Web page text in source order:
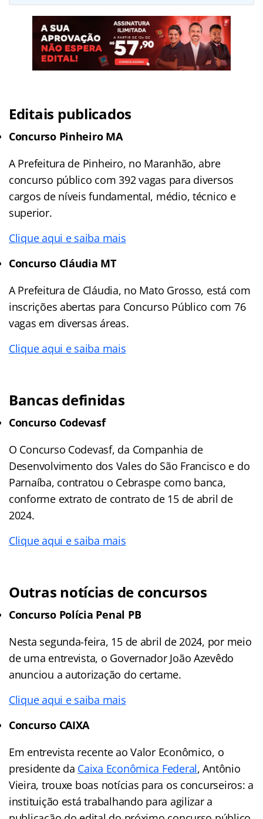
Editais publicados
Concurso Pinheiro MA
A Prefeitura de Pinheiro, no Maranhão, abre
concurso público com 392 vagas para diversos
cargos de níveis fundamental, médio, técnico e
superior.
Clique aqui e saiba mais
Concurso Cláudia MT
A Prefeitura de Cláudia, no Mato Grosso, está com
inscrições abertas para Concurso Público com 76
vagas em diversas áreas.
Clique aqui e saiba mais
Bancas definidas
Concurso Codevasf
O Concurso Codevasf, da Companhia de
Desenvolvimento dos Vales do São Francisco e do
Parnaíba, contratou o Cebraspe como banca,
conforme extrato de contrato de 15 de abril de
2024.
Clique aqui e saiba mais
Outras notícias de concursos
Concurso Polícia Penal PB
Nesta segunda-feira, 15 de abril de 2024, por meio
de uma entrevista, o Governador João Azevêdo
anunciou a autorização do certame.
Clique aqui e saiba mais
Concurso CAIXA
Em entrevista recente ao Valor Econômico, o
presidente da Caixa Econômica Federal, Antônio
Vieira, trouxe boas notícias para os concurseiros: a
instituição está trabalhando para agilizar a